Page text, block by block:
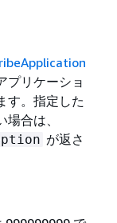
プリケーショ
す。指定した
合は、
が返さ